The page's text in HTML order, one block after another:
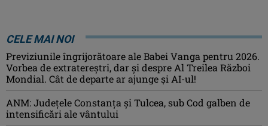
CELE MAI NOI
Previziunile îngrijorătoare ale Babei Vanga pentru 2026.
Vorbea de extratereștri, dar și despre Al Treilea Război
Mondial. Cât de departe ar ajunge și AI-ul!
ANM: Judeţele Constanţa şi Tulcea, sub Cod galben de
intensificări ale vântului